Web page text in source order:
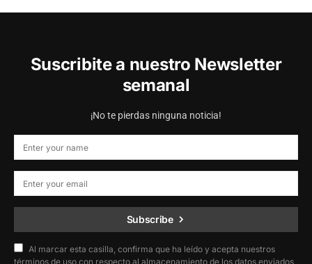
Suscribite a nuestro Newsletter
semanal
¡No te pierdas ninguna noticia!
Subscribe
Al marcar esta casilla, confirma que ha leído y acepta nuestros
términos de uso con respecto al almacenamiento de los datos enviados